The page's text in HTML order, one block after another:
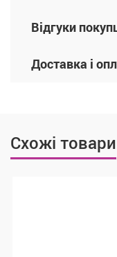
Відгуки
Доставка і
Схожі товари